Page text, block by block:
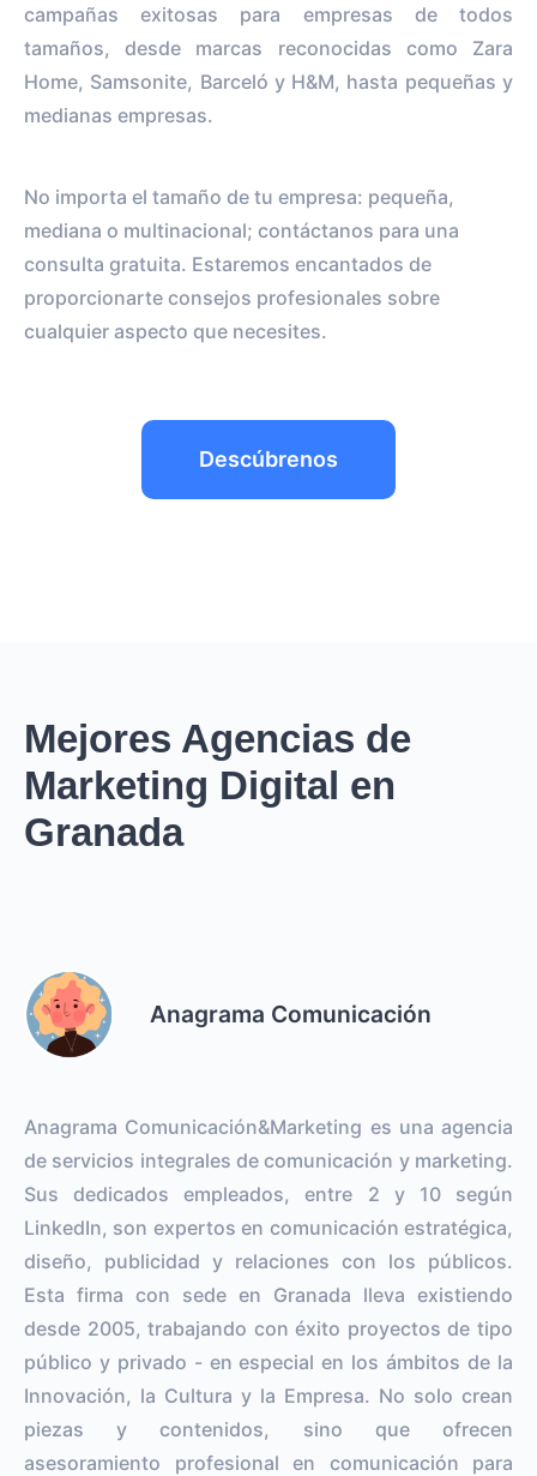
campañas exitosas para empresas de todos
tamaños, desde marcas reconocidas como Zara
Home, Samsonite, Barceló y H&M, hasta pequeñas y
medianas empresas.
No importa el tamaño de tu empresa: pequeña,
mediana o multinacional; contáctanos para una
consulta gratuita. Estaremos encantados de
proporcionarte consejos profesionales sobre
cualquier aspecto que necesites.
Descúbrenos
Mejores Agencias de
Marketing Digital en
Granada
Anagrama Comunicación
Anagrama Comunicación&Marketing es una agencia
de servicios integrales de comunicación y marketing.
Sus dedicados empleados, entre 2 y 10 según
LinkedIn, son expertos en comunicación estratégica,
diseño, publicidad y relaciones con los públicos.
Esta firma con sede en Granada lleva existiendo
desde 2005, trabajando con éxito proyectos de tipo
público y privado - en especial en los ámbitos de la
Innovación, la Cultura y la Empresa. No solo crean
piezas y contenidos, sino que ofrecen
asesoramiento profesional en comunicación para